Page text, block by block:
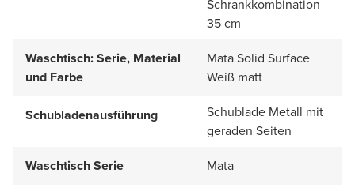
Schrankkombination
35 cm
Waschtisch: Serie, Material
und Farbe
Mata Solid Surface
Weiß matt
Schubladenausführung
Schublade Metall mit
geraden Seiten
Waschtisch Serie
Mata